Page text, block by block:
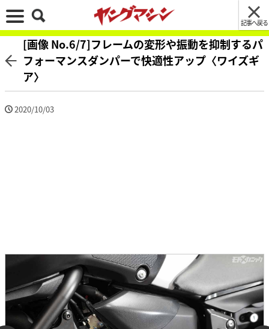
記事へ戻る
[画像 No.6/7]フレームの変形や振動を抑制するパ
フォーマンスダンパーで快適性アップ〈ワイズギ
ア〉
2020/10/03